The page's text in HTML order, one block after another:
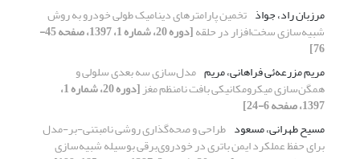
مرزبان راد، جواذ تخمین پارامترهای دینامیک طولی خودرو به روش
شبیه‌سازی سخت‌افزار در حلقه [دوره 20، شماره 1، 1397، صفحه 45-
76]
مریم مزرعه‌ئی فراهانی، مریم مدل‌سازی سه بعدی سلولی و
همگن‌سازی میکرومکانیکی بافت نامنظم مغز [دوره 20، شماره 1،
1397، صفحه 6-24]
مسیح طهرانی، مسعود طراحی و صحه‌گذاری روشی نامبتنی-بر-مدل
برای حفظ عملکرد ایمن باتری در خودروی‌برقی بوسیله شبیه‌سازی